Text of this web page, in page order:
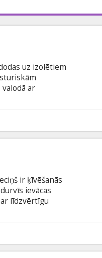
uz izolētiem
ar
ir ķīvēšanās
ievācas
līdzvērtīgu
valodā ar